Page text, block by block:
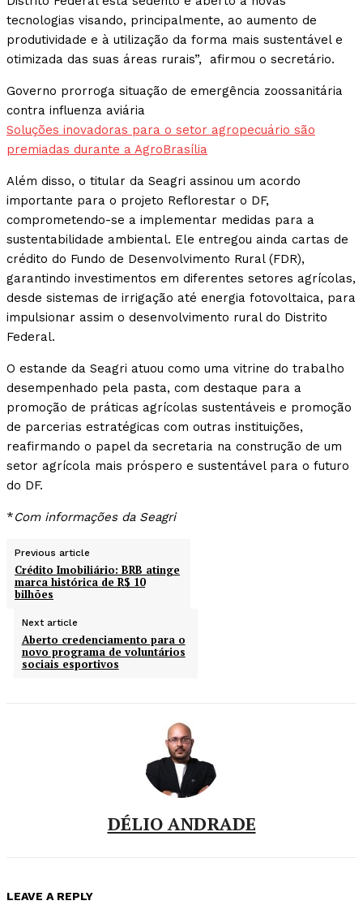
tecnologias visando, principalmente, ao aumento de
produtividade e à utilização da forma mais sustentável e
otimizada das suas áreas rurais”, afirmou o secretário.
Governo prorroga situação de emergência zoossanitária
contra influenza aviária
Soluções inovadoras para o setor agropecuário são
premiadas durante a AgroBrasília
Além disso, o titular da Seagri assinou um acordo
importante para o projeto Reflorestar o DF,
comprometendo-se a implementar medidas para a
sustentabilidade ambiental. Ele entregou ainda cartas de
crédito do Fundo de Desenvolvimento Rural (FDR),
garantindo investimentos em diferentes setores agrícolas,
desde sistemas de irrigação até energia fotovoltaica, para
impulsionar assim o desenvolvimento rural do Distrito
Federal.
O estande da Seagri atuou como uma vitrine do trabalho
desempenhado pela pasta, com destaque para a
promoção de práticas agrícolas sustentáveis e promoção
de parcerias estratégicas com outras instituições,
reafirmando o papel da secretaria na construção de um
setor agrícola mais próspero e sustentável para o futuro
do DF.
*Com informações da Seagri
Previous article
Crédito Imobiliário: BRB atinge
marca histórica de R$ 10
bilhões
Next article
Aberto credenciamento para o
novo programa de voluntários
sociais esportivos
DÉLIO ANDRADE
LEAVE A REPLY